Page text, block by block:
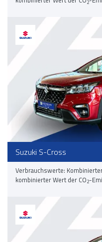
2
Suzuki S-Cross
Verbrauchswerte:
kombinierter Wert der CO2-